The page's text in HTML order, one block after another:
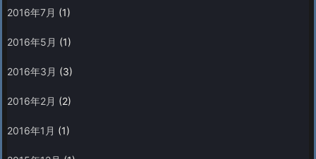
2016年7月 (1)
2016年5月 (1)
2016年3月 (3)
2016年2月 (2)
2016年1月 (1)